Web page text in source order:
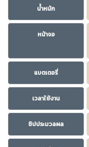
น้ำหนัก
หน้าจอ
แบตเตอรี่
เวลาใช้งาน
ชิปประมวลผล